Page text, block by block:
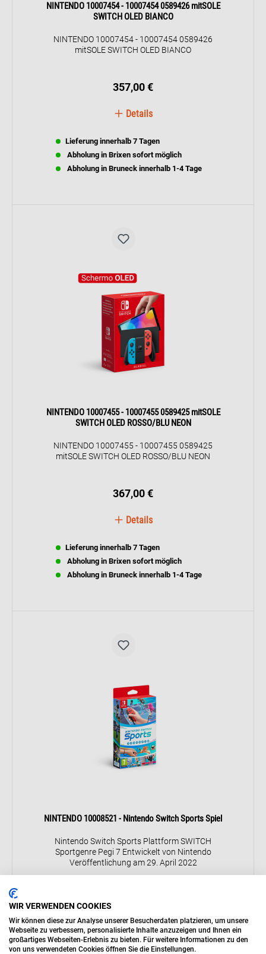
NINTENDO 10007454 - 10007454 0589426 mitSOLE
SWITCH OLED BIANCO
NINTENDO 10007454 - 10007454 0589426
mitSOLE SWITCH OLED BIANCO
357,00 €
Details
Lieferung innerhalb 7 Tagen
Abholung in Brixen sofort möglich
Abholung in Bruneck innerhalb 1-4 Tage
NINTENDO 10007455 - 10007455 0589425 mitSOLE
SWITCH OLED ROSSO/BLU NEON
NINTENDO 10007455 - 10007455 0589425
mitSOLE SWITCH OLED ROSSO/BLU NEON
367,00 €
Details
Lieferung innerhalb 7 Tagen
Abholung in Brixen sofort möglich
Abholung in Bruneck innerhalb 1-4 Tage
NINTENDO 10008521 - Nintendo Switch Sports Spiel
Nintendo Switch Sports Plattform SWITCH
Sportgenre Pegi 7 Entwickelt von Nintendo
Veröffentlichung am 29. April 2022
Details
kurzfristig Verfügbar, Lieferung in 7 Tage
WIR VERWENDEN COOKIES
Wir können diese zur Analyse unserer Besucherdaten platzieren, um unsere
Webseite zu verbessern, personalisierte Inhalte anzuzeigen und Ihnen ein
großartiges Webseiten-Erlebnis zu bieten. Für weitere Informationen zu den
von uns verwendeten Cookies öffnen Sie die Einstellungen.